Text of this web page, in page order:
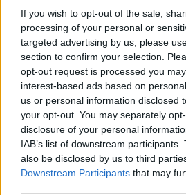
If you wish to opt-out of the sale,
processing of your personal or
targeted advertising by us, please
section to confirm your selection.
opt-out request is processed you
interest-based ads based on
us or personal information disclosed
your opt-out. You may separately
disclosure of your personal
IAB’s list of downstream
also be disclosed by us to third
Downstream Participants that may
Gasztroemberek,
hallunk még 1. rész
világevő•2021. szeptember 12.
Egy mai véletlen találkozás.